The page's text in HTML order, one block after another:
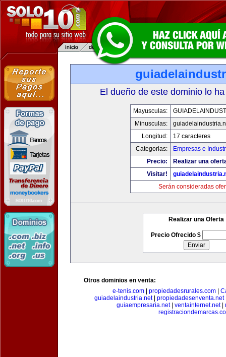
El dueño de este dominio lo
Mayusculas:
Minusculas:
Longitud:
17 caracteres
Categorias:
Empresas e
Precio:
Realizar una
Visitar!
Serán consideradas
Realizar una Oferta
Precio Ofrecido $
Otros dominios en venta:
e-tenis.com
propiedadesrurales.com
guiadelaindustria.net propiedadesenventa.net
guiaempresaria.net| ventainternet.net|